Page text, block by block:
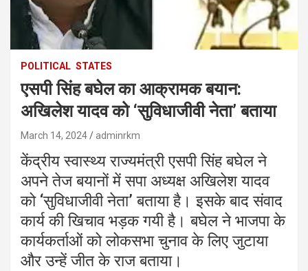
POLITICAL STATES
एसपी सिंह बघेल का आक्रामक बयान:
अखिलेश यादव को ‘सुविधाजीवी नेता’ बताया
March 14, 2024 adminrkm
केंद्रीय स्वास्थ्य राज्यमंत्री एसपी सिंह बघेल ने
अपने तेज बयानों में सपा अध्यक्ष अखिलेश यादव
को ‘सुविधाजीवी नेता’ बताया है। इसके बाद संवाद
कार्य की खिचाव भड़क गयी है। बघेल ने भाजपा के
कार्यकर्ताओं को लोकसभा चुनाव के लिए जुटाया
और उन्हें जीत के राज बताया।